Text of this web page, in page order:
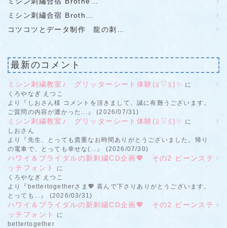
ミシン刺繡合宿 Broth…
コツコツとデータ制作 龍の刺…
最新のコメント
ミシン刺繍教室♪ グリッターシート体験(≧▽≦)✨ に
くろやなぎ えつこ
より『しおさん様 コメントを頂きまして、誠に有難うございます。
ご質問の内容が濃かった...』 (2026/07/31)
ミシン刺繍教室♪ グリッターシート体験(≧▽≦)✨ に
しおさん
より『先生、とっても貴重なお時間ありがとうございました。帰り
の電車で、とっても幸せな(...』 (2026/07/30)
ハワイ＆ブライダルの新刺繍CD企画💖 その2 ビーンステ
ッチフォント
に
くろやなぎ えつこ
より『bettertogetherさま💖 喜んで下さりありがとうございます。
とっても...』 (2026/03/31)
ハワイ＆ブライダルの新刺繍CD企画💖 その2 ビーンステ
ッチフォント
に
bettertogether